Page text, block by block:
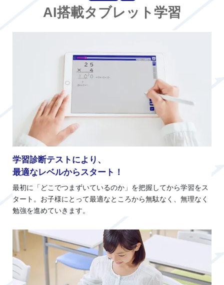
AI搭載タブレット学習
学習診断テストにより、
最適なレベルからスタート！
最初に「どこでつまずいているのか」を把握してから学習をス
タート。お子様にとって最適なところから無駄なく、無理なく
勉強を進めていきます。